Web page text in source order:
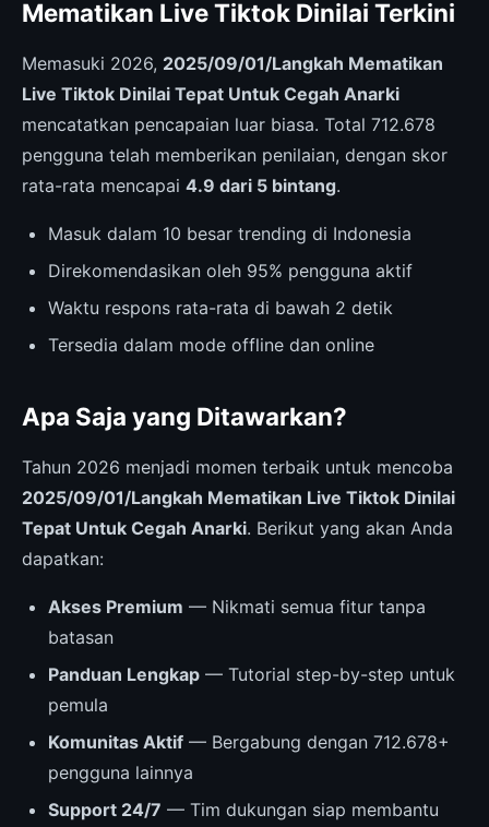
Mematikan Live Tiktok Dinilai Terkini
Memasuki 2026, 2025/09/01/Langkah Mematikan
Live Tiktok Dinilai Tepat Untuk Cegah Anarki
mencatatkan pencapaian luar biasa. Total 712.678
pengguna telah memberikan penilaian, dengan skor
rata-rata mencapai 4.9 dari 5 bintang.
Masuk dalam 10 besar trending di Indonesia
Direkomendasikan oleh 95% pengguna aktif
Waktu respons rata-rata di bawah 2 detik
Tersedia dalam mode offline dan online
Apa Saja yang Ditawarkan?
Tahun 2026 menjadi momen terbaik untuk mencoba
2025/09/01/Langkah Mematikan Live Tiktok Dinilai
Tepat Untuk Cegah Anarki. Berikut yang akan Anda
dapatkan:
Akses Premium — Nikmati semua fitur tanpa
batasan
Panduan Lengkap — Tutorial step-by-step untuk
pemula
Komunitas Aktif — Bergabung dengan 712.678+
pengguna lainnya
Support 24/7 — Tim dukungan siap membantu